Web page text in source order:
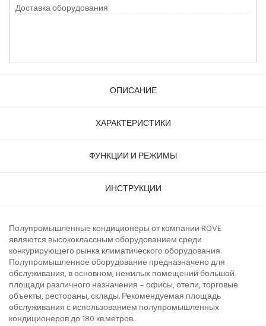
Доставка оборудования
ОПИСАНИЕ
ХАРАКТЕРИСТИКИ
ФУНКЦИИ И РЕЖИМЫ
ИНСТРУКЦИИ
Полупромышленные кондиционеры от компании ROVE
являются высококлассным оборудованием среди
конкурирующего рынка климатического оборудования.
Полупромышленное оборудование предназначено для
обслуживания, в основном, нежилых помещений большой
площади различного назначения – офисы, отели, торговые
объекты, рестораны, склады. Рекомендуемая площадь
обслуживания с использованием полупромышленных
кондиционеров до 180 кв.метров.